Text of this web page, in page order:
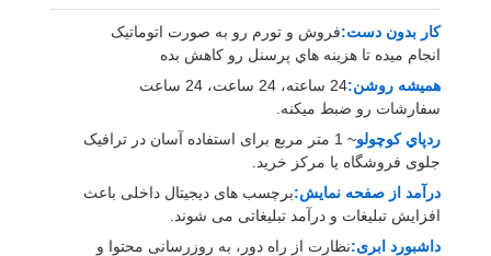
کار بدون دست:فروش و تورم رو به صورت اتوماتيک
انجام ميده تا هزینه هاي پرسنل رو کاهش بده
هميشه روشن:
24 ساعته، 24 ساعت، 24 ساعت
سفارشات رو ضبط ميکنه.
ردپاي کوچولو
~ 1 متر مربع برای استفاده آسان در ترافیک
جلوی فروشگاه یا مرکز خرید.
درآمد از صفحه نمایش:برچسب های دیجیتال داخلی باعث
افزایش تبلیغات و درآمد تبلیغاتی می شوند.
داشبورد ابری:نظارت از راه دور، به روزرسانی محتوا و